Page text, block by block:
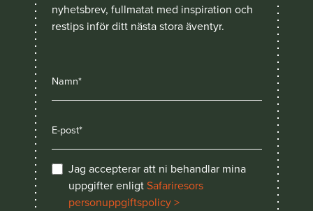
nyhetsbrev, fullmatat med inspiration och
restips inför ditt nästa stora äventyr.
Jag accepterar att ni behandlar mina
uppgifter enligtSafariresors
personuppgiftspolicy >